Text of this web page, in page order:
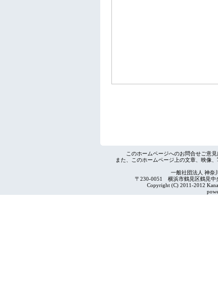
このホームページへのお問合せご意
また、このホームページ上の文章、映像
一般社団法人 神奈
〒230-0051 横浜市鶴見区鶴見
Copyright (C) 2011-2012